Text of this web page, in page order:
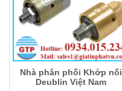
Nhà phân phối Khớp nối
Deublin Việt Nam